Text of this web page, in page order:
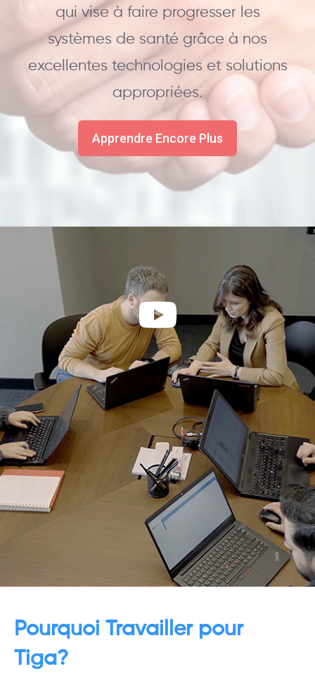
qui vise à faire progresser les
systèmes de santé grâce à nos
excellentes technologies et solutions
appropriées.
Apprendre Encore Plus
Pourquoi Travailler pour
Tiga?